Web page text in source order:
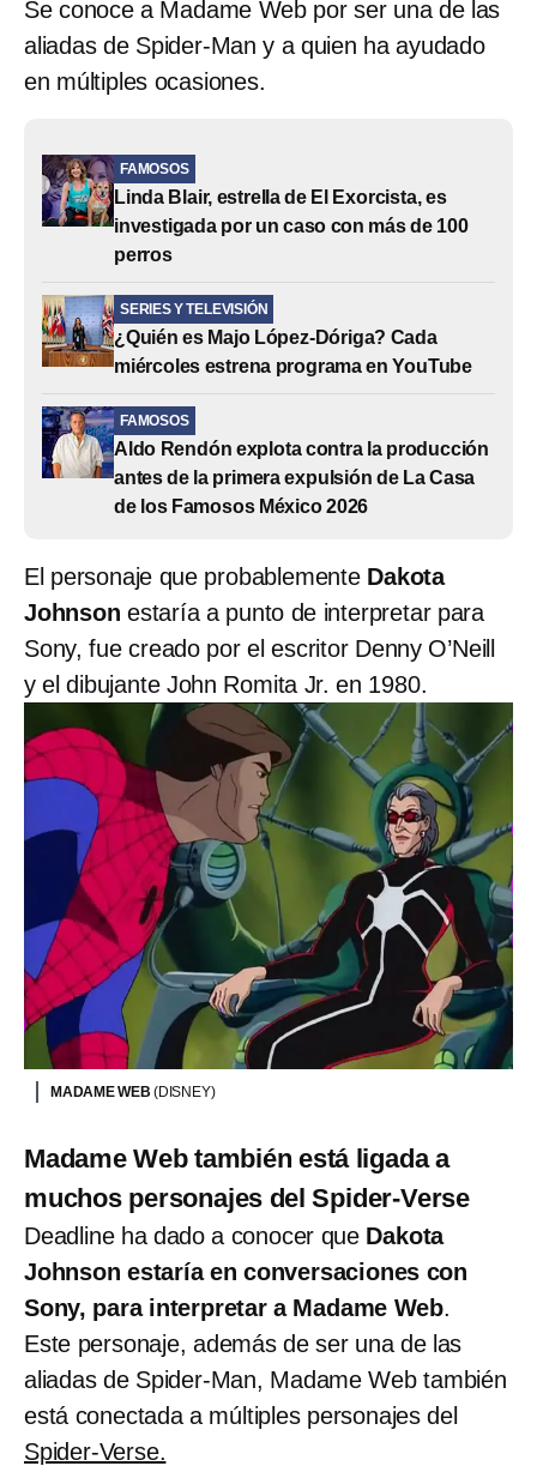
Se conoce a Madame Web por ser una de las
aliadas de Spider-Man y a quien ha ayudado
en múltiples ocasiones.
FAMOSOS
Linda Blair, estrella de El Exorcista, es
investigada por un caso con más de 100
perros
SERIES Y TELEVISIÓN
¿Quién es Majo López-Dóriga? Cada
miércoles estrena programa en YouTube
FAMOSOS
Aldo Rendón explota contra la producción
antes de la primera expulsión de La Casa
de los Famosos México 2026
El personaje que probablemente Dakota
Johnsonestaría a punto de interpretar para
Sony, fue creado por el escritor Denny O’Neill
y el dibujante John Romita Jr. en 1980.
MADAME WEB (DISNEY)
Madame Web también está ligada a
muchos personajes del Spider-Verse
Deadline ha dado a conocer que Dakota
Johnson estaría en conversaciones con
Sony, para interpretar a Madame Web.
Este personaje, además de ser una de las
aliadas de Spider-Man, Madame Web también
está conectada a múltiples personajes del
Spider-Verse.